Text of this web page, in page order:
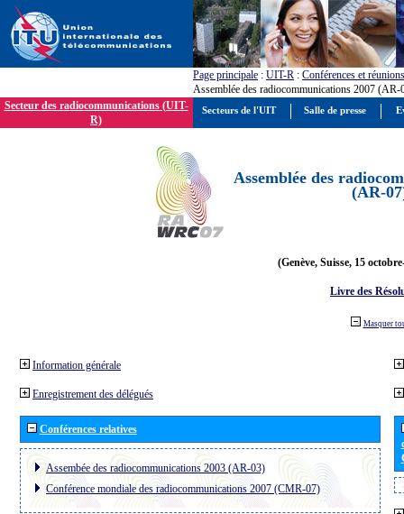
Page principale : UIT-R : Conférences et réunions
Assemblée des radiocommunications 2007 (AR-
Secteur des radiocommunications (UIT-
R)
Assemblée des
(AR-
(Genève, Suisse, 15
Livre des
Masquer
Information générale
Enregistrement des délégués
Conférences relatives
Assembée des radiocommunications 2003 (AR-03)
Conférence mondiale des radiocommunications 2007 (CMR-07)
Secteurs de l'UIT Salle de presse